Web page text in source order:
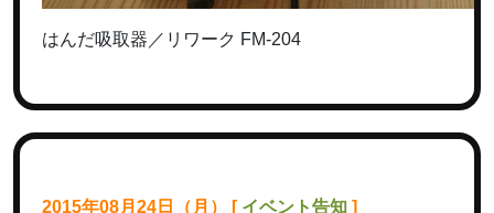
はんだ吸取器／リワーク FM-204
2015年08月24日（月） [ イベント告知 ]